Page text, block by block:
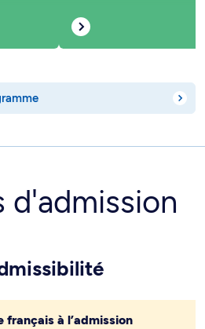
d'admission
français à l’admission